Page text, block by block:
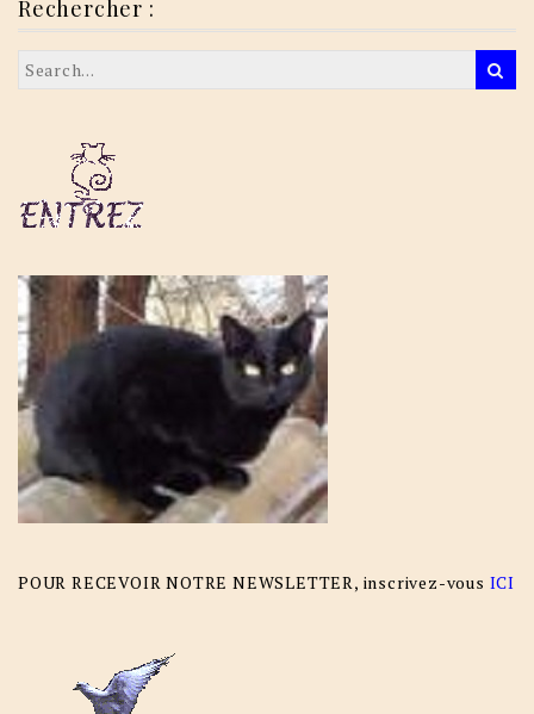
Rechercher :
POUR RECEVOIR NOTRE NEWSLETTER, inscrivez-vous ICI